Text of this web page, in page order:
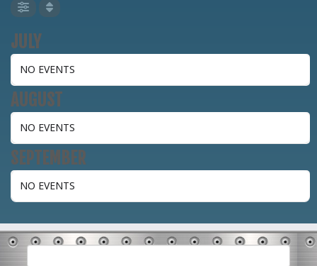
JULY
NO EVENTS
AUGUST
NO EVENTS
SEPTEMBER
NO EVENTS
Suchen